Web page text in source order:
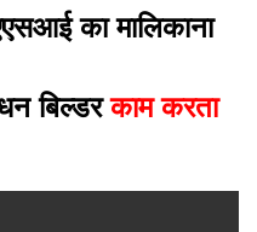
का मालिकाना
बिल्डरकाम करता